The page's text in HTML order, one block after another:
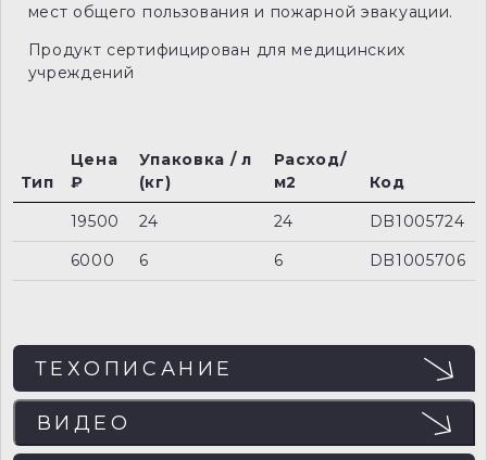
мест общего пользования и пожарной эвакуации.
Продукт сертифицирован для медицинских
учреждений
Тип
Цена
₽
Упаковка / л
(кг)
Расход/
м2
Код
19500
24 24
DB1005724
6000
6 6 DB1005706
ТЕХОПИСАНИЕ
ВИДЕО